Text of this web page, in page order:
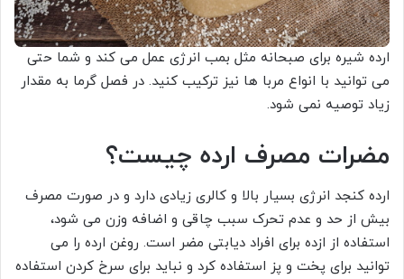
ارده شیره برای صبحانه مثل بمب انرژی عمل می کند و شما حتی
می توانید با انواع مربا ها نیز ترکیب کنید. در فصل گرما به مقدار
زیاد توصیه نمی شود.
مضرات مصرف ارده چیست؟
ارده کنجد انرژی بسیار بالا و کالری زیادی دارد و در صورت مصرف
بیش از حد و عدم تحرک سبب چاقی و اضافه وزن می شود،
استفاده از ازده برای افراد دیابتی مضر است. روغن ارده را می
توانید برای پخت و پز استفاده کرد و نباید برای سرخ کردن استفاده